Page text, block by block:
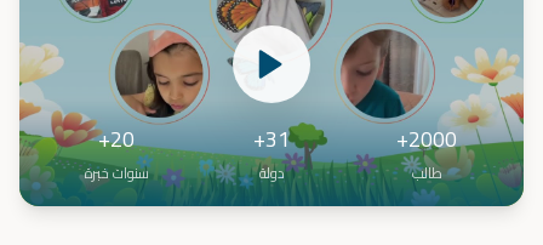
2000+
طالب
31+
دولة
20+
سنوات خبرة